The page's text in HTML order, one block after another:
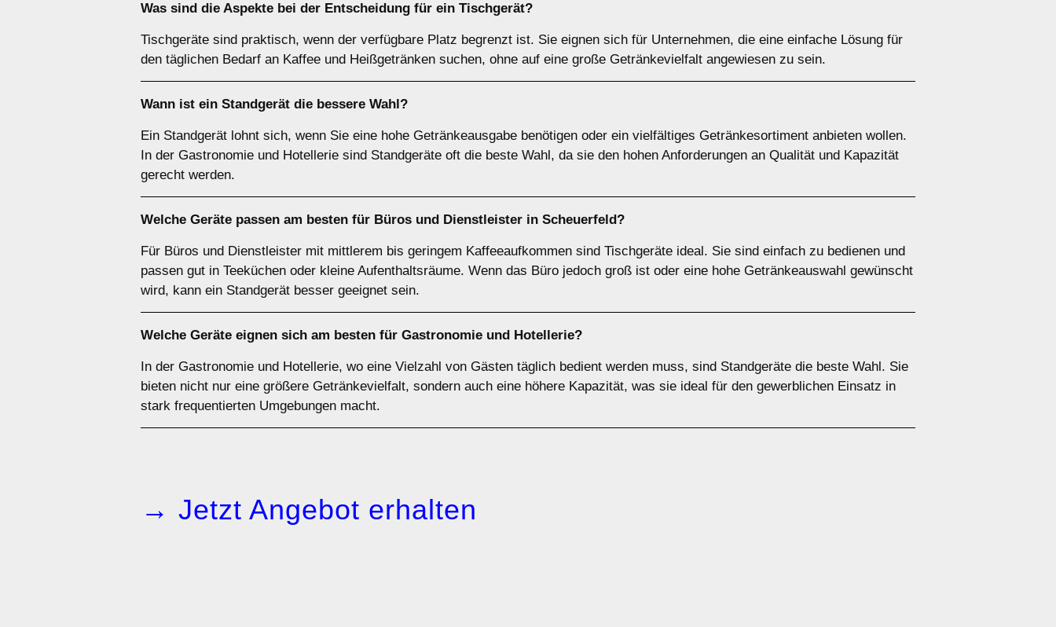
Was sind die Aspekte bei der Entscheidung für ein Tischgerät?
Tischgeräte sind praktisch, wenn der verfügbare Platz begrenzt ist. Sie eignen sich für Unternehmen, die eine einfache Lösung für
den täglichen Bedarf an Kaffee und Heißgetränken suchen, ohne auf eine große Getränkevielfalt angewiesen zu sein.
Wann ist ein Standgerät die bessere Wahl?
Ein Standgerät lohnt sich, wenn Sie eine hohe Getränkeausgabe benötigen oder ein vielfältiges Getränkesortiment anbieten wollen.
In der Gastronomie und Hotellerie sind Standgeräte oft die beste Wahl, da sie den hohen Anforderungen an Qualität und Kapazität
gerecht werden.
Welche Geräte passen am besten für Büros und Dienstleister in Scheuerfeld?
Für Büros und Dienstleister mit mittlerem bis geringem Kaffeeaufkommen sind Tischgeräte ideal. Sie sind einfach zu bedienen und
passen gut in Teeküchen oder kleine Aufenthaltsräume. Wenn das Büro jedoch groß ist oder eine hohe Getränkeauswahl gewünscht
wird, kann ein Standgerät besser geeignet sein.
Welche Geräte eignen sich am besten für Gastronomie und Hotellerie?
In der Gastronomie und Hotellerie, wo eine Vielzahl von Gästen täglich bedient werden muss, sind Standgeräte die beste Wahl. Sie
bieten nicht nur eine größere Getränkevielfalt, sondern auch eine höhere Kapazität, was sie ideal für den gewerblichen Einsatz in
stark frequentierten Umgebungen macht.
→ Jetzt Angebot erhalten